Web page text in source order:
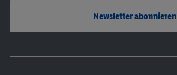
Newsletter abonnieren